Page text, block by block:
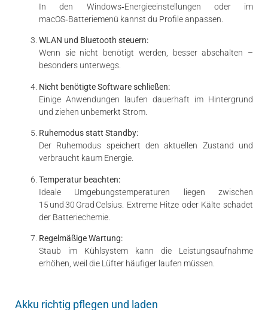
In den Windows‑Energieeinstellungen oder im
macOS‑Batteriemenü kannst du Profile anpassen.
WLAN und Bluetooth steuern:
Wenn sie nicht benötigt werden, besser abschalten –
besonders unterwegs.
Nicht benötigte Software schließen:
Einige Anwendungen laufen dauerhaft im Hintergrund
und ziehen unbemerkt Strom.
Ruhemodus statt Standby:
Der Ruhemodus speichert den aktuellen Zustand und
verbraucht kaum Energie.
Temperatur beachten:
Ideale Umgebungstemperaturen liegen zwischen
15 und 30 Grad Celsius. Extreme Hitze oder Kälte schadet
der Batteriechemie.
Regelmäßige Wartung:
Staub im Kühlsystem kann die Leistungsaufnahme
erhöhen, weil die Lüfter häufiger laufen müssen.
Akku richtig pflegen und laden